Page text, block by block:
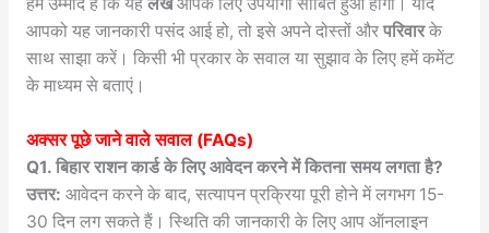
आपको यह जानकारी पसंद आई हो, तो इसे अपने दोस्तों और परिवारके
साथ साझा करें। किसी भी प्रकार के सवाल या सुझाव के लिए हमें कमेंट
के माध्यम से बताएं।
अक्सर पूछे जाने वाले सवाल (FAQs)
Q1. बिहार राशन कार्ड के लिए आवेदन करने में कितना समय लगता है?
उत्तर: आवेदन करने के बाद, सत्यापन प्रक्रिया पूरी होने में लगभग 15-
30 दिन लग सकते हैं। स्थिति की जानकारी के लिए आप ऑनलाइन